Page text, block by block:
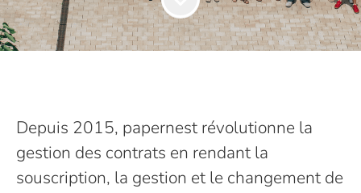
Depuis 2015, papernest révolutionne la
gestion des contrats en rendant la
souscription, la gestion et le changement de